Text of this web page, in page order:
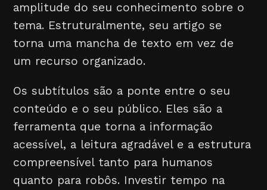
amplitude do seu conhecimento sobre o
tema. Estruturalmente, seu artigo se
torna uma mancha de texto em vez de
um recurso organizado.
Os subtítulos são a ponte entre o seu
conteúdo e o seu público. Eles são a
ferramenta que torna a informação
acessível, a leitura agradável e a estrutura
compreensível tanto para humanos
quanto para robôs. Investir tempo na